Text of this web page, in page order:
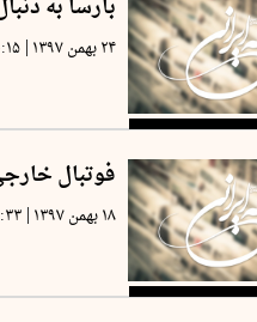
بارسا به
۲۴ بهمن ۱۳۹۷ |
فوتبال
۱۸ بهمن ۱۳۹۷ |